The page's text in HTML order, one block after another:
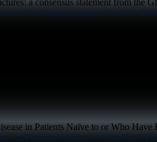
a consensus statement from the
in Patients Naïve to or Who Have